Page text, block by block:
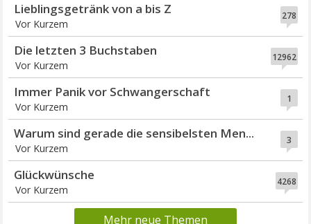
278
Lieblingsgetränk von a bis Z
Vor Kurzem
12962
Die letzten 3 Buchstaben
Vor Kurzem
1
Immer Panik vor Schwangerschaft
Vor Kurzem
3
Warum sind gerade die sensibelsten Men...
Vor Kurzem
4268
Glückwünsche
Vor Kurzem
Mehr neue Themen